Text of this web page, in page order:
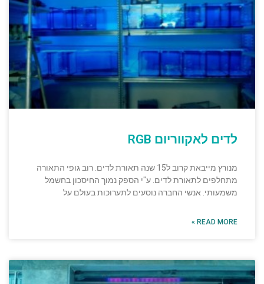
לדים לאקווריום RGB
מנורץ מייבאת קרוב ל15 שנה תאורת לדים. רוב גופי התאורה
מתחלפים לתאורת לדים. ע"י הספק נמוך החיסכון בחשמל
משמעותי. אנשי החברה נוסעים לתערוכות בעולם על
READ MORE »